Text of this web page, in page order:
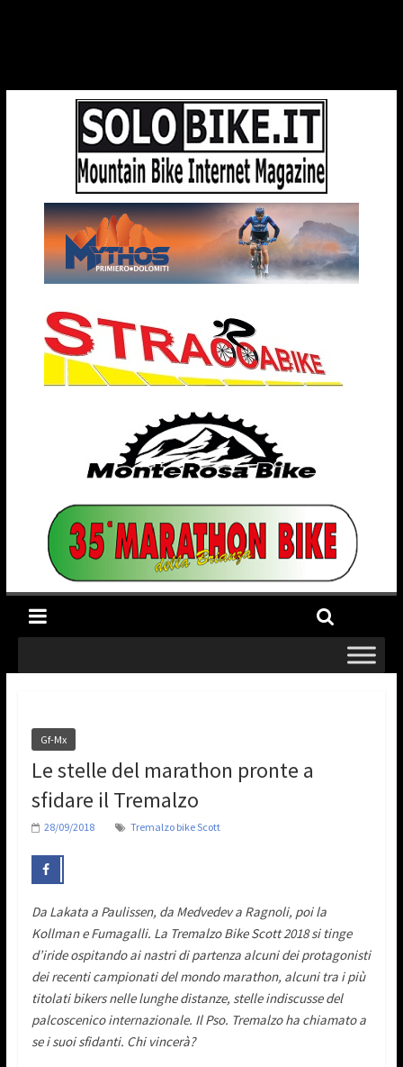
Gf-Mx
Le stelle del marathon pronte a
sfidare il Tremalzo
28/09/2018 Tremalzo bike Scott
Da Lakata a Paulissen, da Medvedev a Ragnoli, poi la
Kollman e Fumagalli. La Tremalzo Bike Scott 2018 si tinge
d’iride ospitando ai nastri di partenza alcuni dei protagonisti
dei recenti campionati del mondo marathon, alcuni tra i più
titolati bikers nelle lunghe distanze, stelle indiscusse del
palcoscenico internazionale. Il Pso. Tremalzo ha chiamato a
se i suoi sfidanti. Chi vincerà?